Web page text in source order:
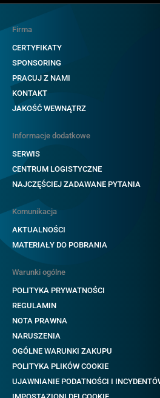
Firma
CERTYFIKATY
SPONSORING
PRACUJ Z NAMI
KONTAKT
JAKOŚĆ WEWNĄTRZ
Informacje dodatkowe
SERWIS
CENTRUM LOGISTYCZNE
NAJCZĘŚCIEJ ZADAWANE PYTANIA
Komunikacja
AKTUALNOŚCI
MATERIAŁY DO POBRANIA
Warunki ogólne
POLITYKA PRYWATNOŚCI
REGULAMIN
NOTA PRAWNA
NARUSZENIA
OGÓLNE WARUNKI ZAKUPU
POLITYKA PLIKÓW COOKIE
UJAWNIANIE PODATNOŚCI I